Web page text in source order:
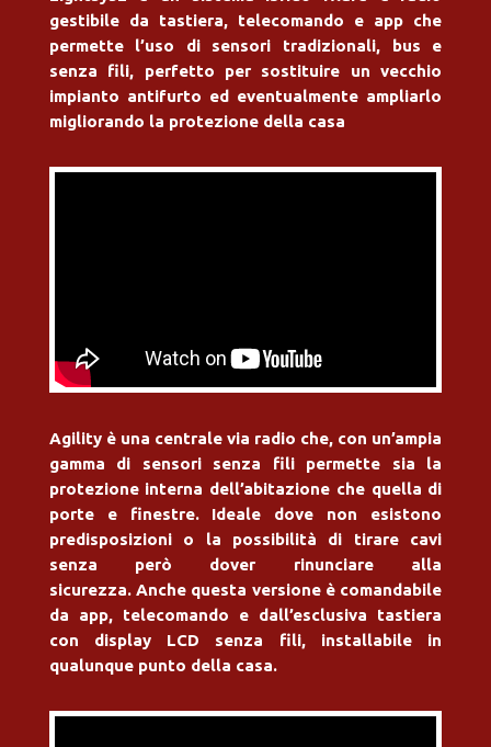
gestibile da tastiera, telecomando e app che
permette l’uso di sensori tradizionali, bus e
senza fili, perfetto per sostituire un vecchio
impianto antifurto ed eventualmente ampliarlo
migliorando la protezione della casa
Agility è una centrale via radio che, con un’ampia
gamma di sensori senza fili permette sia la
protezione interna dell’abitazione che quella di
porte e finestre. Ideale dove non esistono
predisposizioni o la possibilità di tirare cavi
senza però dover rinunciare alla
sicurezza.Anche questa versione è comandabile
da app, telecomando e dall’esclusiva tastiera
con display LCD senza fili, installabile in
qualunque punto della casa.